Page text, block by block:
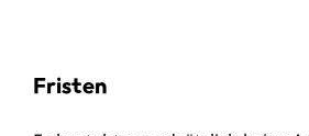
Fristen